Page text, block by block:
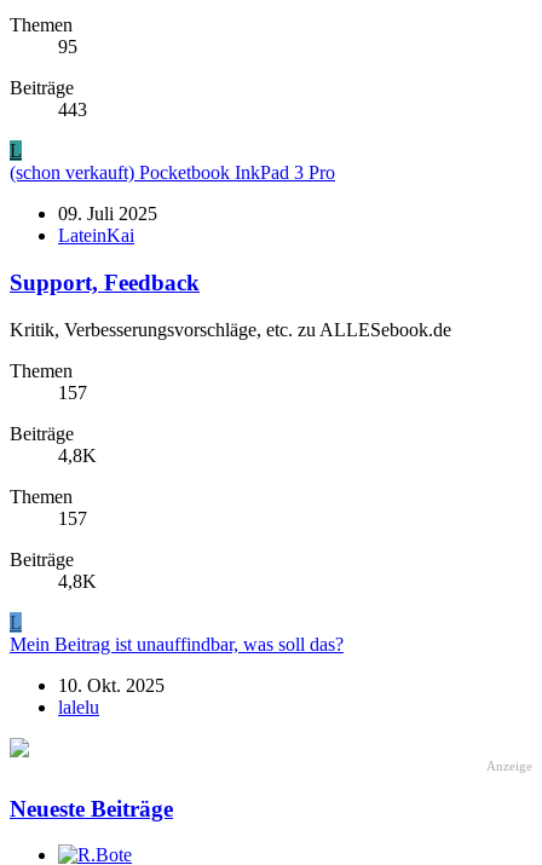
Themen
95
Beiträge
443
L
(schon verkauft) Pocketbook InkPad 3 Pro
09. Juli 2025
LateinKai
Support, Feedback
Kritik, Verbesserungsvorschläge, etc. zu ALLESebook.de
Themen
157
Beiträge
4,8K
Themen
157
Beiträge
4,8K
L
Mein Beitrag ist unauffindbar, was soll das?
10. Okt. 2025
lalelu
Anzeige
Neueste Beiträge